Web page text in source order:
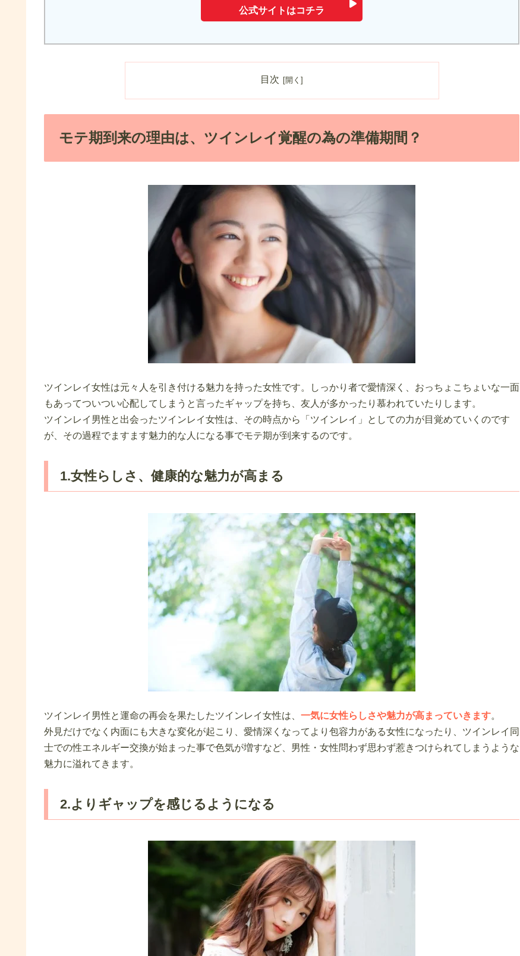
公式サイトはコチラ
目次
モテ期到来の理由は、ツインレイ覚醒の為の準備期間？
ツインレイ女性は元々人を引き付ける魅力を持った女性です。しっかり者で愛情深く、おっちょこちょいな一面
もあってついつい心配してしまうと言ったギャップを持ち、友人が多かったり慕われていたりします。
ツインレイ男性と出会ったツインレイ女性は、その時点から「ツインレイ」としての力が目覚めていくのです
が、その過程でますます魅力的な人になる事でモテ期が到来するのです。
1.女性らしさ、健康的な魅力が高まる
ツインレイ男性と運命の再会を果たしたツインレイ女性は、 一気に女性らしさや魅力が高まっていきます。
外見だけでなく内面にも大きな変化が起こり、愛情深くなってより包容力がある女性になったり、ツインレイ同
士での性エネルギー交換が始まった事で色気が増すなど、男性・女性問わず思わず惹きつけられてしまうような
魅力に溢れてきます。
2.よりギャップを感じるようになる